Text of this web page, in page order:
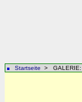
Startseite > GALERIE: